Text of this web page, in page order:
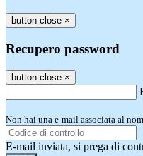
button close ×
Recupero password
button close ×
Non hai una e-mail associata al
E-mail inviata, si prega di